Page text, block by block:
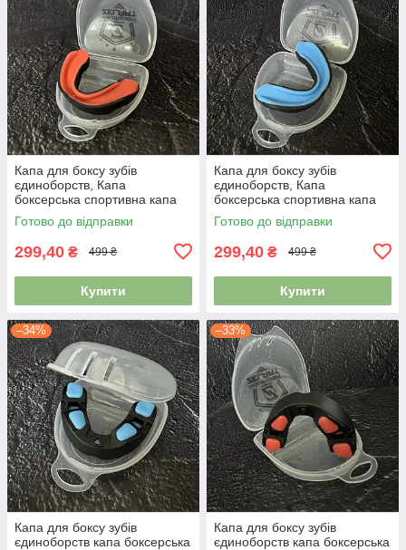
Капа для боксу зубів
єдиноборств, Капа
боксерська спортивна капа
для ММА Zelart BO-0062
чорний-помаранчевий
Готово до відправки
299,40 ₴ 499 ₴
Купити
Капа для боксу зубів
єдиноборств, Капа
боксерська спортивна капа
для ММА Zelart BO-0062
чорний-синій
Готово до відправки
299,40 ₴ 499 ₴
Купити
–34%
Капа для боксу зубів
єдиноборств капа боксерська
–33%
Капа для боксу зубів
єдиноборств капа боксерська